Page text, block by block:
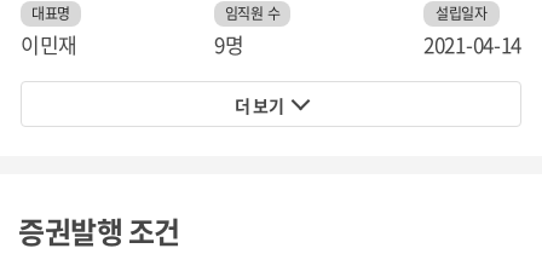
대표명
이민재
임직원 수
9명
설립일자
2021-04-14
더 보기
증권발행조건